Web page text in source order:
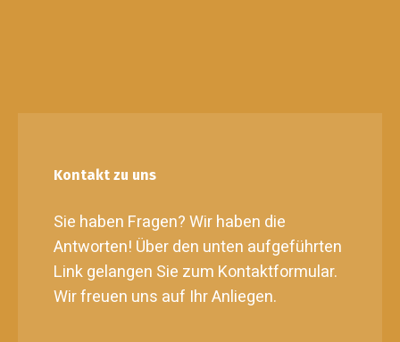
Kontakt zu uns
Sie haben Fragen? Wir haben die
Antworten! Über den unten aufgeführten
Link gelangen Sie zum Kontaktformular.
Wir freuen uns auf Ihr Anliegen.